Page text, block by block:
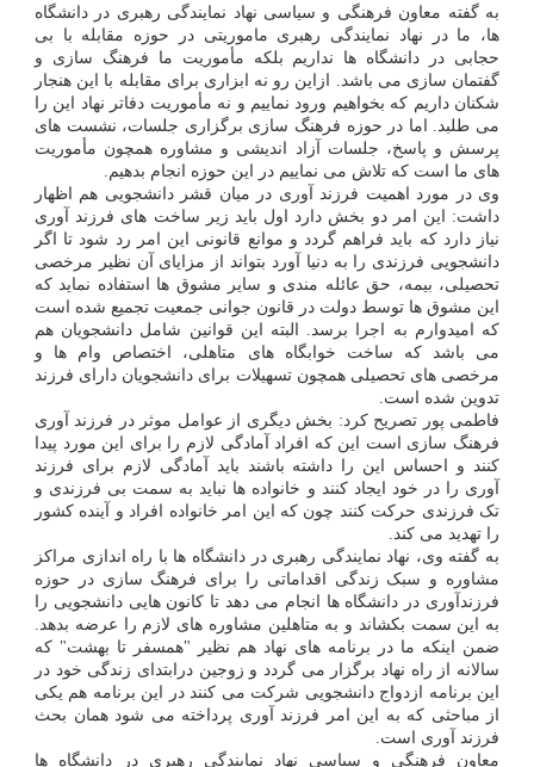
به گفته معاون فرهنگی و سیاسی نهاد نمایندگی رهبری در دانشگاه
ها، ما در نهاد نمایندگی رهبری ماموریتی در حوزه مقابله با بی
حجابی در دانشگاه ها نداریم بلکه مأموریت ما فرهنگ سازی و
گفتمان سازی می باشد. ازاین رو نه ابزاری برای مقابله با این هنجار
شکنان داریم که بخواهیم ورود نماییم و نه مأموریت دفاتر نهاد این را
می طلبد. اما در حوزه فرهنگ سازی برگزاری جلسات، نشست های
پرسش و پاسخ، جلسات آزاد اندیشی و مشاوره همچون مأموریت
های ما است که تلاش می نماییم در این حوزه انجام بدهیم.
وی در مورد اهمیت فرزند آوری در میان قشر دانشجویی هم اظهار
داشت: این امر دو بخش دارد اول باید زیر ساخت های فرزند آوری
نیاز دارد که باید فراهم گردد و موانع قانونی این امر رد شود تا اگر
دانشجویی فرزندی را به دنیا آورد بتواند از مزایای آن نظیر مرخصی
تحصیلی، بیمه، حق عائله مندی و سایر مشوق ها استفاده نماید که
این مشوق ها توسط دولت در قانون جوانی جمعیت تجمیع شده است
که امیدوارم به اجرا برسد. البته این قوانین شامل دانشجویان هم
می باشد که ساخت خوابگاه های متاهلی، اختصاص وام ها و
مرخصی های تحصیلی همچون تسهیلات برای دانشجویان دارای فرزند
تدوین شده است.
فاطمی پور تصریح کرد: بخش دیگری از عوامل موثر در فرزند آوری
فرهنگ سازی است این که افراد آمادگی لازم را برای این مورد پیدا
کنند و احساس این را داشته باشند باید آمادگی لازم برای فرزند
آوری را در خود ایجاد کنند و خانواده ها نباید به سمت بی فرزندی و
تک فرزندی حرکت کنند چون که این امر خانواده افراد و آینده کشور
را تهدید می کند.
به گفته وی، نهاد نمایندگی رهبری در دانشگاه ها با راه اندازی مراکز
مشاوره و سبک زندگی اقداماتی را برای فرهنگ سازی در حوزه
فرزندآوری در دانشگاه ها انجام می دهد تا کانون هایی دانشجویی را
به این سمت بکشاند و به متاهلین مشاوره های لازم را عرضه بدهد.
ضمن اینکه ما در برنامه های نهاد هم نظیر "همسفر تا بهشت" که
سالانه از راه نهاد برگزار می گردد و زوجین درابتدای زندگی خود در
این برنامه ازدواج دانشجویی شرکت می کنند در این برنامه هم یکی
از مباحثی که به این امر فرزند آوری پرداخته می شود همان بحث
فرزند آوری است.
معاون فرهنگی و سیاسی نهاد نمایندگی رهبری در دانشگاه ها